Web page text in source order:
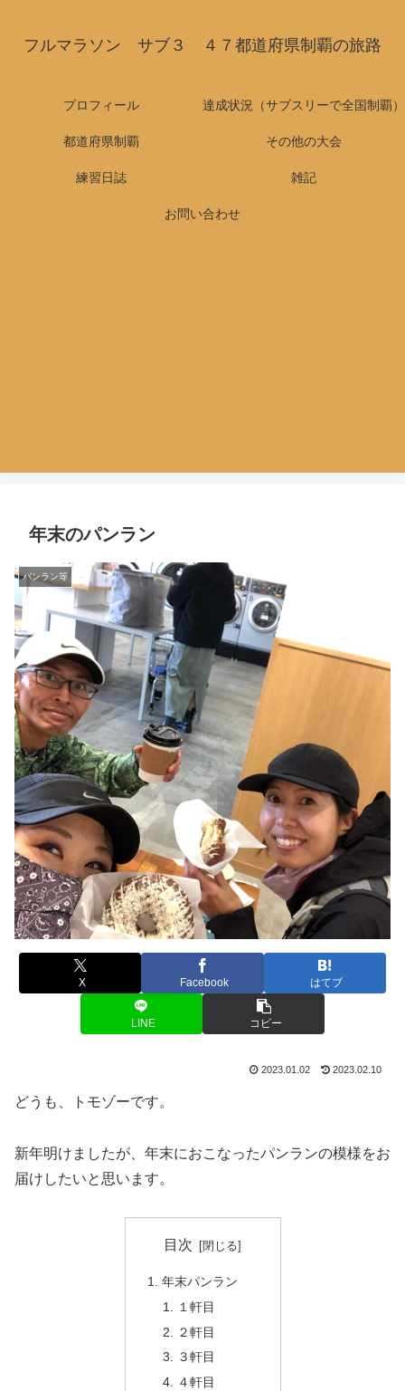
フルマラソン サブ３ ４７都道府県制覇の旅路
プロフィール 達成状況（サブスリーで全国制覇）
都道府県制覇 その他の大会
練習日誌 雑記
お問い合わせ
年末のパンラン
パンラン等
X Facebook はてブ
LINE コピー
2023.01.02 2023.02.10
どうも、トモゾーです。
新年明けましたが、年末におこなったパンランの模様をお
届けしたいと思います。
目次
年末パンラン
１軒目
２軒目
３軒目
４軒目